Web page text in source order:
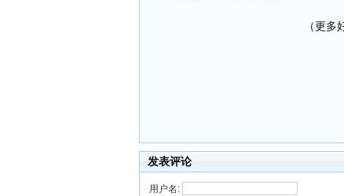
（更多
发表评论
用户名: